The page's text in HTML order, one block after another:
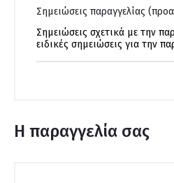
Σημειώσεις παραγγελίας
Η παραγγελία σας